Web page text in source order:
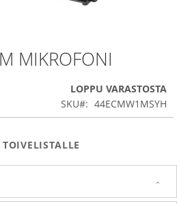
MIKROFONI
LOPPU VARASTOSTA
SKU
44ECMW1MSYH